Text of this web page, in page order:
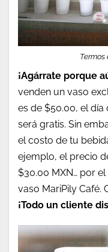
Termos
¡Agárrate porque
venden un vaso
es de $50.00, el
será gratis. Sin
el costo de tu
ejemplo, el precio
$30.00 MXN… por
vaso MariPily Café.
¡Todo un cliente